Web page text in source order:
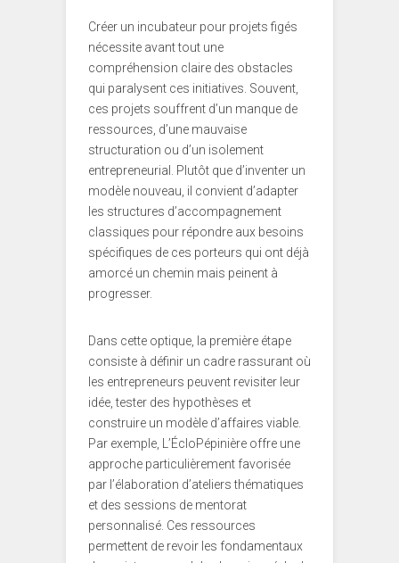
Créer un incubateur pour projets figés
nécessite avant tout une
compréhension claire des obstacles
qui paralysent ces initiatives. Souvent,
ces projets souffrent d’un manque de
ressources, d’une mauvaise
structuration ou d’un isolement
entrepreneurial. Plutôt que d’inventer un
modèle nouveau, il convient d’adapter
les structures d’accompagnement
classiques pour répondre aux besoins
spécifiques de ces porteurs qui ont déjà
amorcé un chemin mais peinent à
progresser.
Dans cette optique, la première étape
consiste à définir un cadre rassurant où
les entrepreneurs peuvent revisiter leur
idée, tester des hypothèses et
construire un modèle d’affaires viable.
Par exemple, L’ÉcloPépinière offre une
approche particulièrement favorisée
par l’élaboration d’ateliers thématiques
et des sessions de mentorat
personnalisé. Ces ressources
permettent de revoir les fondamentaux